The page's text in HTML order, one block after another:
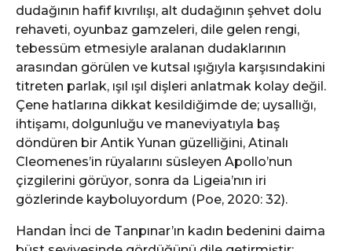
dudağının hafif kıvrılışı, alt dudağının şehvet dolu
rehaveti, oyunbaz gamzeleri, dile gelen rengi,
tebessüm etmesiyle aralanan dudaklarının
arasından görülen ve kutsal ışığıyla karşısındakini
titreten parlak, ışıl ışıl dişleri anlatmak kolay değil.
Çene hatlarına dikkat kesildiğimde de; uysallığı,
ihtişamı, dolgunluğu ve maneviyatıyla baş
döndüren bir Antik Yunan güzelliğini, Atinalı
Cleomenes’in rüyalarını süsleyen Apollo’nun
çizgilerini görüyor, sonra da Ligeia’nın iri
gözlerinde kayboluyordum (Poe, 2020: 32).
Handan İnci de Tanpınar’ın kadın bedenini daima